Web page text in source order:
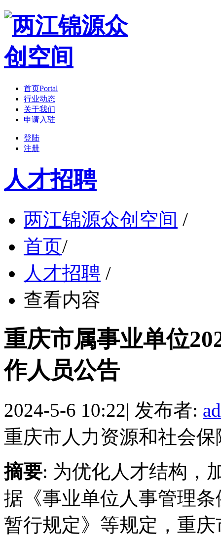
首页Portal
行业动态
关于我们
申请入驻
登陆
注册
人才招聘
两江锦源众创空间 /
首页/
人才招聘 /
查看内容
重庆市属事业单位
作人员公告
2024-5-6 10:22| 发布者:
重庆市人力资源和社会保
摘要: 为优化人才结构，
据《事业单位人事管理
暂行规定》等规定，重